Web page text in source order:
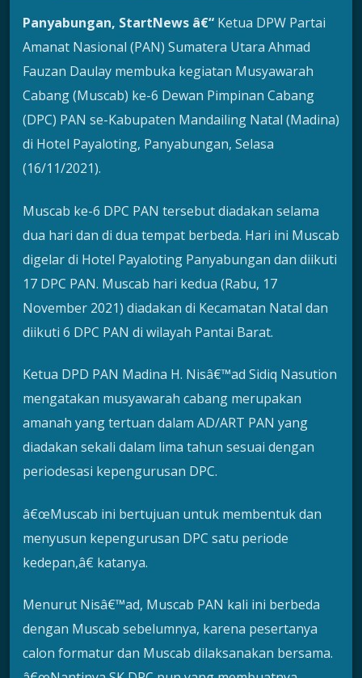
Panyabungan, StartNews â€“ Ketua DPW Partai
Amanat Nasional (PAN) Sumatera Utara Ahmad
Fauzan Daulay membuka kegiatan Musyawarah
Cabang (Muscab) ke-6 Dewan Pimpinan Cabang
(DPC) PAN se-Kabupaten Mandailing Natal (Madina)
di Hotel Payaloting, Panyabungan, Selasa
(16/11/2021).
Muscab ke-6 DPC PAN tersebut diadakan selama
dua hari dan di dua tempat berbeda. Hari ini Muscab
digelar di Hotel Payaloting Panyabungan dan diikuti
17 DPC PAN. Muscab hari kedua (Rabu, 17
November 2021) diadakan di Kecamatan Natal dan
diikuti 6 DPC PAN di wilayah Pantai Barat.
Ketua DPD PAN Madina H. Nisâ€™ad Sidiq Nasution
mengatakan musyawarah cabang merupakan
amanah yang tertuan dalam AD/ART PAN yang
diadakan sekali dalam lima tahun sesuai dengan
periodesasi kepengurusan DPC.
â€œMuscab ini bertujuan untuk membentuk dan
menyusun kepengurusan DPC satu periode
kedepan,â€ katanya.
Menurut Nisâ€™ad, Muscab PAN kali ini berbeda
dengan Muscab sebelumnya, karena pesertanya
calon formatur dan Muscab dilaksanakan bersama.